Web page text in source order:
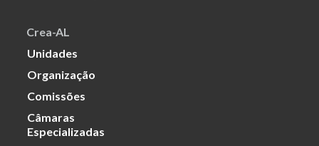
Crea-AL
Unidades
Organização
Comissões
Câmaras
Especializadas